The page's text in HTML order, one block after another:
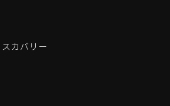
カバリー